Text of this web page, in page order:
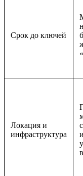
Срок до ключей
Локация и
инфраструктура